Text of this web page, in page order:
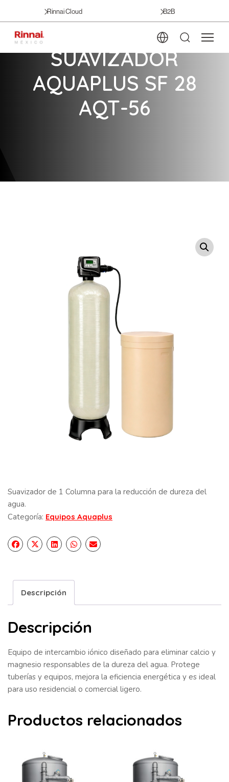
Rinnai Cloud B2B
SUAVIZADOR
AQUAPLUS SF 28
AQT-56
Suavizador de 1 Columna para la reducción de dureza del
agua.
Categoría: Equipos Aquaplus
Descripción
Descripción
Equipo de intercambio iónico diseñado para eliminar calcio y
magnesio responsables de la dureza del agua. Protege
tuberías y equipos, mejora la eficiencia energética y es ideal
para uso residencial o comercial ligero.
Productos relacionados